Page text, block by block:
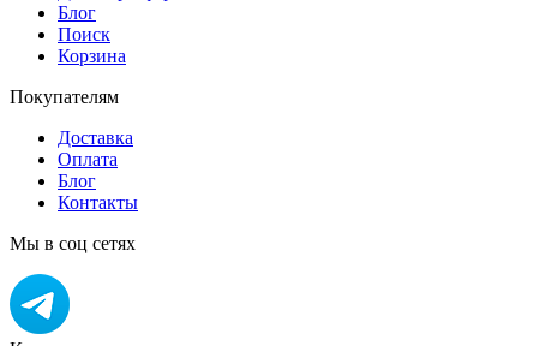
Блог
Поиск
Корзина
Покупателям
Доставка
Оплата
Блог
Контакты
Мы в соц сетях